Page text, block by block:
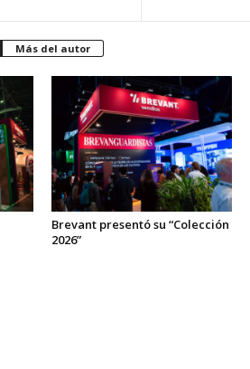
Más del autor
Brevant presentó su “Colección
2026”